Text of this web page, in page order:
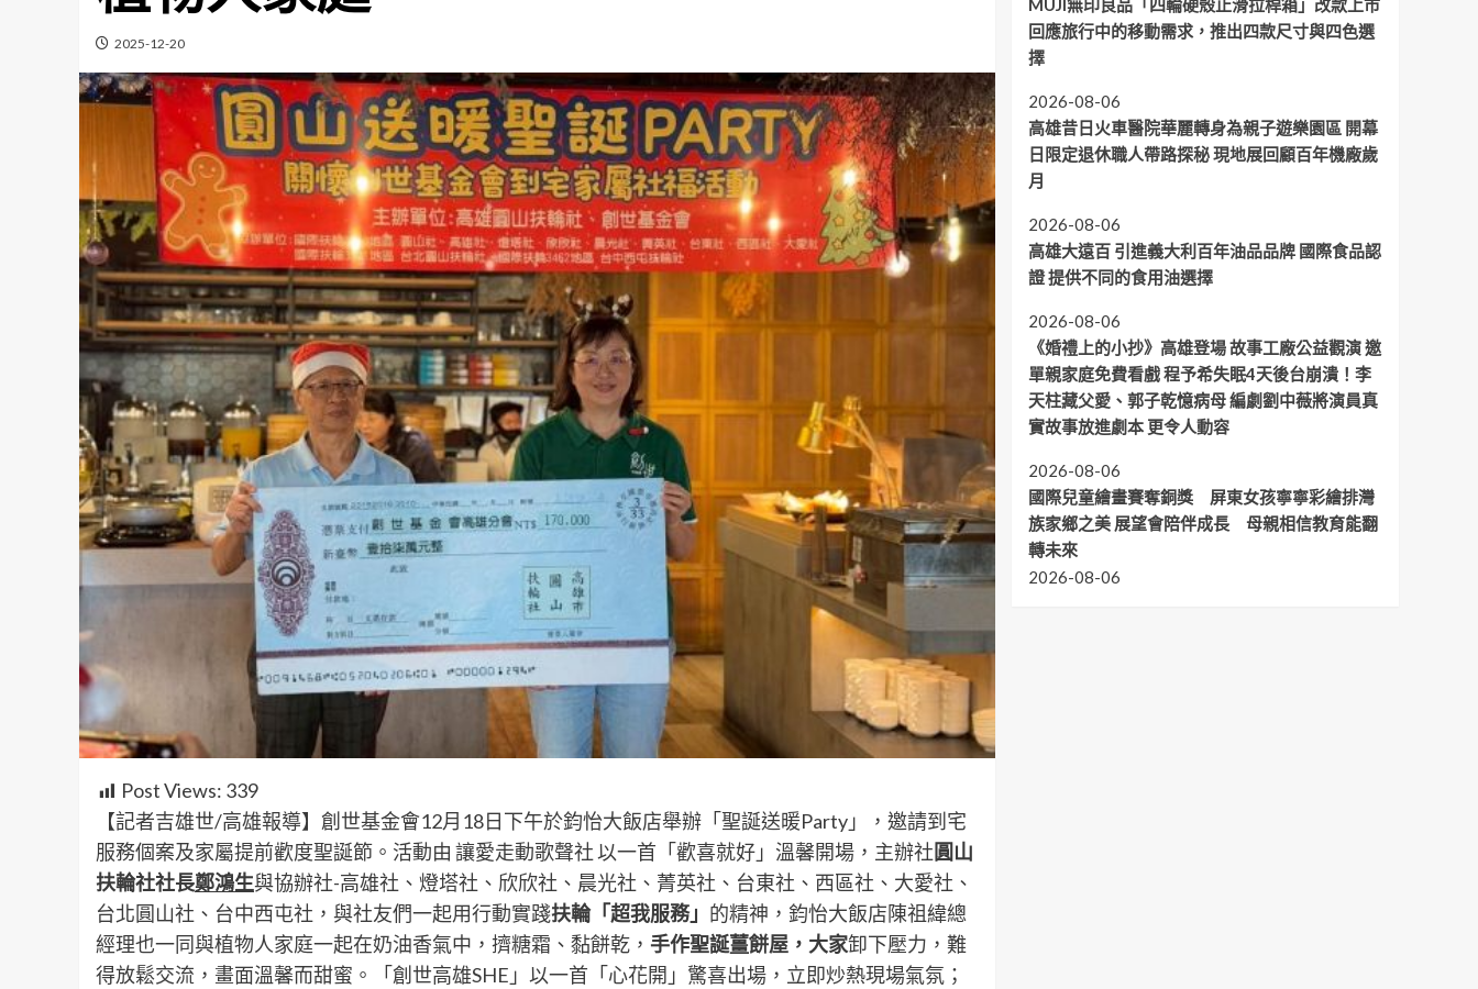
2025-12-20
Post Views: 339
【記者吉雄世/高雄報導】創世基金會12月18日下午於鈞怡大飯店舉辦「聖誕送暖Party」，邀請到宅
服務個案及家屬提前歡度聖誕節。活動由 讓愛走動歌聲社 以一首「歡喜就好」溫馨開場，主辦社圓山
扶輪社社長鄭鴻生與協辦社-高雄社、燈塔社、欣欣社、晨光社、菁英社、台東社、西區社、大愛社、
台北圓山社、台中西屯社，與社友們一起用行動實踐扶輪「超我服務」 的精神，鈞怡大飯店陳祖緯總
經理也一同與植物人家庭一起在奶油香氣中，擠糖霜、黏餅乾， 手作聖誕薑餅屋，大家卸下壓力，難
得放鬆交流，畫面溫馨而甜蜜。「創世高雄SHE」以一首「心花開」驚喜出場，立即炒熱現場氣氛；
MUJI無印良品「四輪硬殼止滑拉桿箱」改款上市
回應旅行中的移動需求，推出四款尺寸與四色選
擇
2026-08-06
高雄昔日火車醫院華麗轉身為親子遊樂園區 開幕
日限定退休職人帶路探秘 現地展回顧百年機廠歲
月
2026-08-06
高雄大遠百 引進義大利百年油品品牌 國際食品認
證 提供不同的食用油選擇
2026-08-06
《婚禮上的小抄》高雄登場 故事工廠公益觀演 邀
單親家庭免費看戲 程予希失眠4天後台崩潰！李
天柱藏父愛、郭子乾憶病母 編劇劉中薇將演員真
實故事放進劇本 更令人動容
2026-08-06
國際兒童繪畫賽奪銅獎 屏東女孩寧寧彩繪排灣
族家鄉之美 展望會陪伴成長 母親相信教育能翻
轉未來
2026-08-06